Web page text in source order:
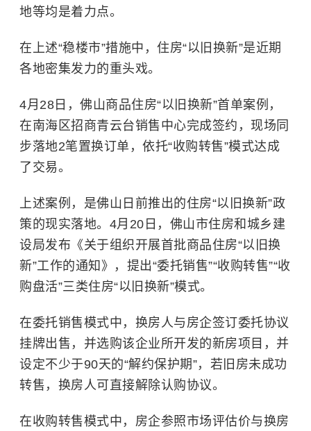
地等均是着力点。
在上述“稳楼市”措施中，住房“以旧换新”是近期
各地密集发力的重头戏。
4月28日，佛山商品住房“以旧换新”首单案例，
在南海区招商青云台销售中心完成签约，现场同
步落地2笔置换订单，依托“收购转售”模式达成
了交易。
上述案例，是佛山日前推出的住房“以旧换新”政
策的现实落地。4月20日，佛山市住房和城乡建
设局发布《关于组织开展首批商品住房“以旧换
新”工作的通知》，提出“委托销售”“收购转售”“收
购盘活”三类住房“以旧换新”模式。
在委托销售模式中，换房人与房企签订委托协议
挂牌出售，并选购该企业所开发的新房项目，并
设定不少于90天的“解约保护期”，若旧房未成功
转售，换房人可直接解除认购协议。
在收购转售模式中，房企参照市场评估价与换房